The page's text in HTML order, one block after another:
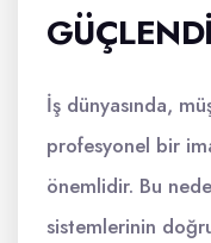
İş dünyasında,
profesyonel bir
önemlidir. Bu
sistemlerinin